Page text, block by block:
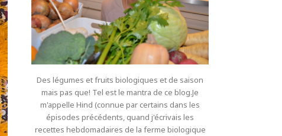
Des légumes et fruits biologiques et de saison
mais pas que! Tel est le mantra de ce blog.Je
m'appelle Hind (connue par certains dans les
épisodes précédents, quand j'écrivais les
recettes hebdomadaires de la ferme biologique